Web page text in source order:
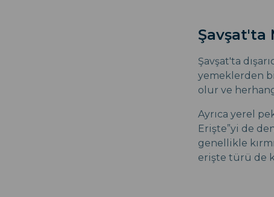
Şavşat'ta
Şavşat'ta
yemeklerden
olur ve
Ayrıca yerel
Erişte”yi de
genellikle
erişte türü de